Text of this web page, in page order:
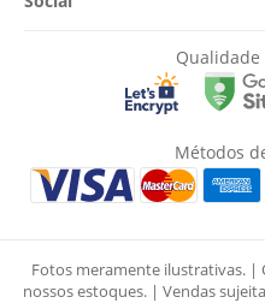
Qualidade
Métodos
Fotos meramente ilustrativas. |
nossos estoques. | Vendas